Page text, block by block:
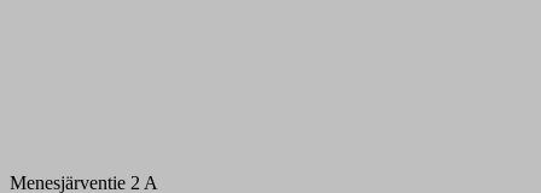
Menesjärventie 2 A